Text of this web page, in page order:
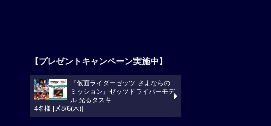
【プレゼントキャンペーン実施中】
『仮面ライダーゼッツ さよならの
ミッション』ゼッツドライバーモデ
ル 光るタスキ
4名様 [〆8/6(木)]